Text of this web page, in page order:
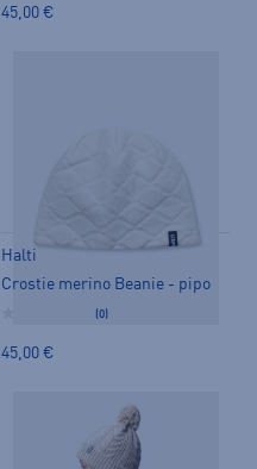
45,00 €
Halti
Crostie merino Beanie - pipo
(0)
45,00 €